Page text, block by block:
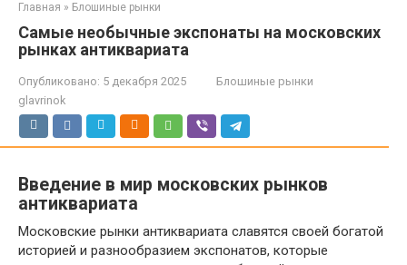
Главная » Блошиные рынки
Самые необычные экспонаты на московских
рынках антиквариата
Опубликовано: 5 декабря 2025
Блошиные рынки
glavrinok
Введение в мир московских рынков
антиквариата
Московские рынки антиквариата славятся своей богатой
историей и разнообразием экспонатов, которые